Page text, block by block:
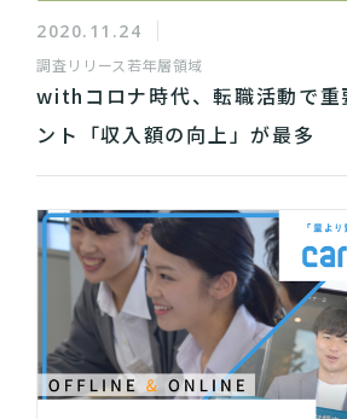
2020.11.24
調査リリース 若年層領域
withコロナ時代、転職活動で重
ント「収入額の向上」が最多